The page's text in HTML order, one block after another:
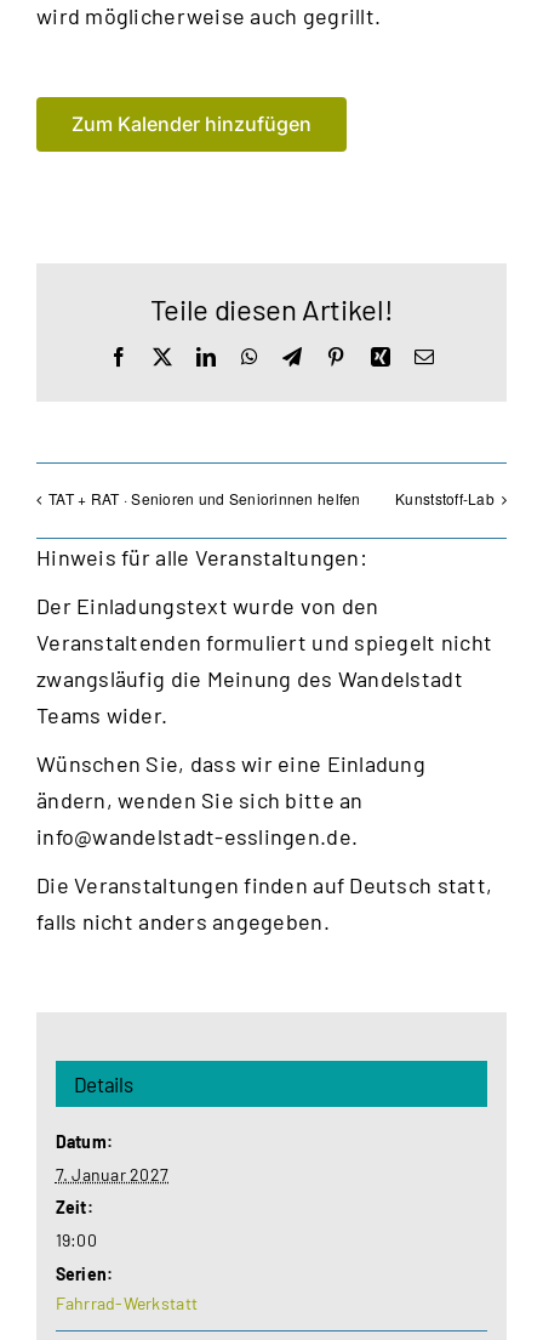
wird möglicherweise auch gegrillt.
Zum Kalender hinzufügen
Teile diesen Artikel!
Facebook LinkedInWhatsApp
TelegramPinterestXingE-
TAT + RAT · Senioren und Seniorinnen helfen Kunststoff-Lab
Hinweis für alle Veranstaltungen:
Der Einladungstext wurde von den
Veranstaltenden formuliert und spiegelt nicht
zwangsläufig die Meinung des Wandelstadt
Teams wider.
Wünschen Sie, dass wir eine Einladung
ändern, wenden Sie sich bitte an
info@wandelstadt-esslingen.de.
Die Veranstaltungen finden auf Deutsch statt,
falls nicht anders angegeben.
Details
Datum:
7. Januar 2027
Zeit:
19:00
Serien:
Fahrrad-Werkstatt